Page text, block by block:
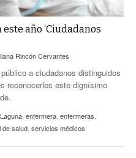
año ‘Ciudadanos
Rincón Cervantes
a ciudadanos distinguidos
reconocerles este dignísimo
enfermera enfermeras
de salud servicios médicos